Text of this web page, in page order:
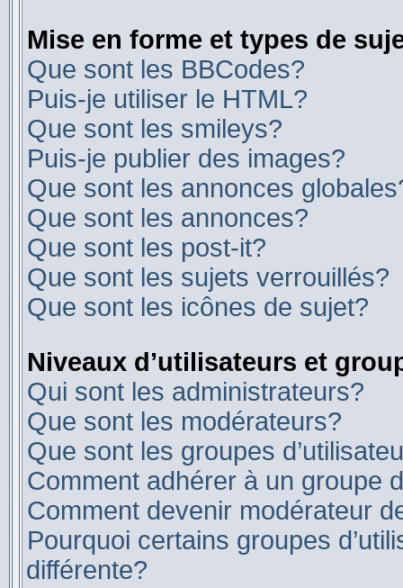
Mise en forme et types de
Que sont les BBCodes?
Puis-je utiliser le HTML?
Que sont les smileys?
Puis-je publier des images?
Que sont les annonces
Que sont les annonces?
Que sont les post-it?
Que sont les sujets verrouillés?
Que sont les icônes de sujet?
Niveaux d’utilisateurs et
Qui sont les administrateurs?
Que sont les modérateurs?
Que sont les groupes
Comment adhérer à un groupe
Comment devenir modérateur
Pourquoi certains groupes
différente?